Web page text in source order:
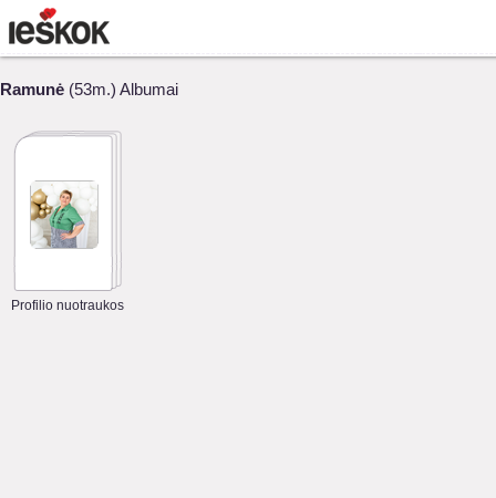
Ramunė (53m.) Albumai
Profilio nuotraukos